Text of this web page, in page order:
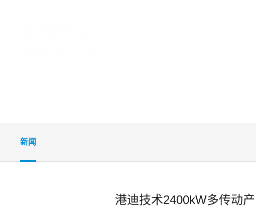
新闻
港迪技术2400kW多传动